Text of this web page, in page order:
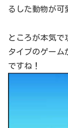
るした動物が可
ところが本気で
タイプのゲーム
ですね！